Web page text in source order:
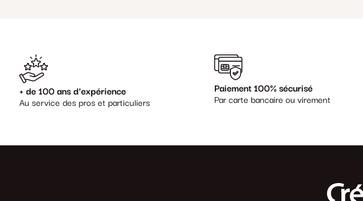
+ de 100 ans d'expérience
Au service des pros et particuliers
Paiement 100% sécurisé
Par carte bancaire ou virement